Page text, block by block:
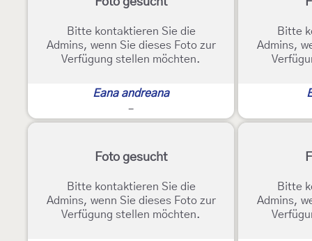
Bitte kontaktieren Sie die
Admins, wenn Sie dieses Foto zur
Verfügung stellen möchten.
Eana andreana
-
Bitte
Admins,
Foto gesucht
Bitte kontaktieren Sie die
Admins, wenn Sie dieses Foto zur
Verfügung stellen möchten.
Bitte
Admins,